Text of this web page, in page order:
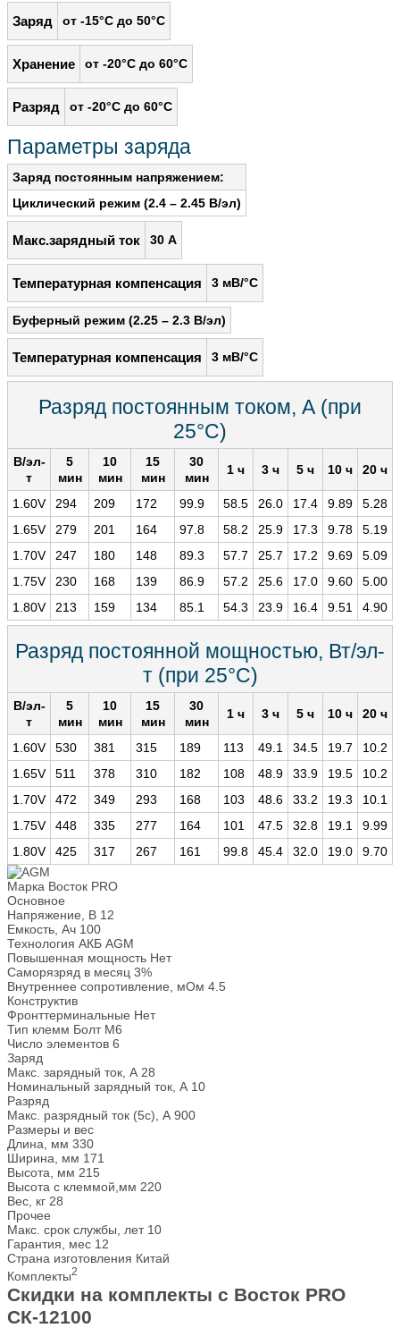
Заряд от -15°C до 50°С
Хранение от -20°C до 60°С
Разряд от -20°C до 60°С
Параметры заряда
Заряд постоянным напряжением:
Циклический режим (2.4 – 2.45 В/эл)
Макс.зарядный ток 30 А
Температурная компенсация 3 мВ/°С
Буферный режим (2.25 – 2.3 В/эл)
Температурная компенсация 3 мВ/°С
Разряд постоянным током, А (при
25°С)
В/эл-
т
5
мин
10
мин
15
мин
30
мин
1 ч 3 ч 5 ч 10 ч 20 ч
1.60V 294 209 172 99.9 58.5 26.0 17.4 9.89
5.28
1.65V
279 201 164 97.8 58.2 25.9 17.3 9.78
5.19
1.70V
247 180 148 89.3 57.7 25.7 17.2 9.69
5.09
1.75V
230 168 139 86.9 57.2 25.6 17.0 9.60
5.00
1.80V
213 159 134 85.1 54.3 23.9 16.4 9.51 4.90
Разряд постоянной мощностью, Вт/эл-
т (при 25°С)
В/эл-
т
5
мин
10
мин
15
мин
30
мин
1 ч 3 ч 5 ч 10 ч 20 ч
1.60V 530 381 315 189 113 49.1 34.5 19.7
10.2
1.65V
511 378 310 182 108 48.9 33.9 19.5
10.2
1.70V
472 349 293 168 103 48.6 33.2 19.3
10.1
1.75V
448 335 277 164 101 47.5 32.8 19.1
9.99
1.80V
425 317 267 161 99.8 45.4 32.0 19.0 9.70
Марка Восток PRO
Основное
Напряжение, В 12
Емкость, Ач 100
Технология АКБ AGM
Повышенная мощность Нет
Саморязряд в месяц 3%
Внутреннее сопротивление, мОм 4.5
Конструктив
Фронттерминальные Нет
Тип клемм Болт М6
Число элементов 6
Заряд
Макс. зарядный ток, А 28
Номинальный зарядный ток, А 10
Разряд
Макс. разрядный ток (5с), А 900
Размеры и вес
Длина, мм 330
Ширина, мм 171
Высота, мм 215
Высота с клеммой,мм 220
Вес, кг 28
Прочее
Макс. срок службы, лет 10
Гарантия, мес 12
Страна изготовления Китай
Комплекты2
Скидки на комплекты с Восток PRO
СК-12100